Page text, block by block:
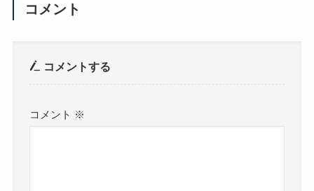
コメント
コメントする
コメント ※